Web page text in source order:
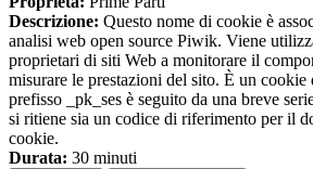
Descrizione: Questo nome di cookie è
analisi web open source Piwik. Viene
proprietari di siti Web a monitorare il
misurare le prestazioni del sito. È un
prefisso _pk_ses è seguito da una breve
si ritiene sia un codice di riferimento per il
cookie.
Durata: 30 minuti